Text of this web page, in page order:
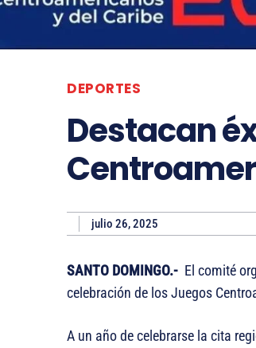
DEPORTES
Destacan
julio 26, 2025
SANTO DOMINGO.- El comité
celebración de los Juegos
A un año de celebrarse la cita